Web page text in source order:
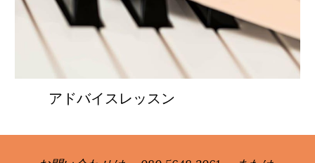
アドバイスレッスン